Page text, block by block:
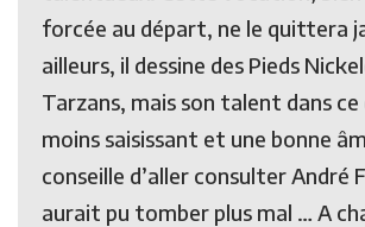
forcée au départ, ne le quittera
ailleurs, il dessine des Pieds
Tarzans, mais son talent dans
moins saisissant et une bonne
conseille d’aller consulter André
aurait pu tomber plus mal … A